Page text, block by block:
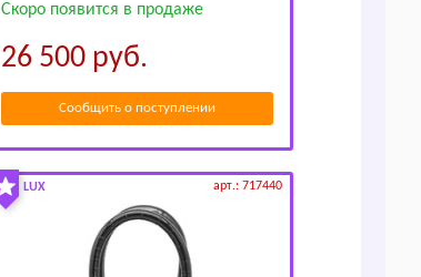
Скоро появится в продаже
26 500 руб.
Сообщить о поступлении
LUX арт.: 717440